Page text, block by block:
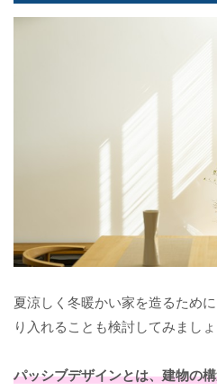
夏涼しく冬暖かい家を造るため
り入れることも検討してみましょ
パッシブデザインとは、建物の